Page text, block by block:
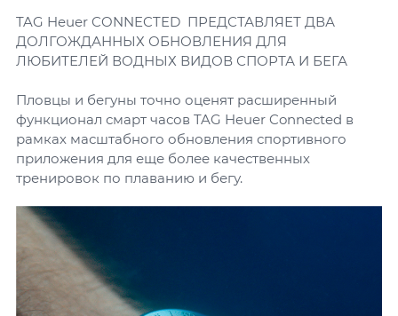
TAG Heuer CONNECTED ПРЕДСТАВЛЯЕТ ДВА
ДОЛГОЖДАННЫХ ОБНОВЛЕНИЯ ДЛЯ
ЛЮБИТЕЛЕЙ ВОДНЫХ ВИДОВ СПОРТА И БЕГА
Пловцы и бегуны точно оценят расширенный
функционал смарт часов TAG Heuer Connected в
рамках масштабного обновления спортивного
приложения для еще более качественных
тренировок по плаванию и бегу.